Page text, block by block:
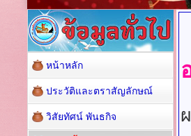
หน้าหลัก
ประวัติและตราสัญลักษณ์
วิสัยทัศน์ พันธกิจ